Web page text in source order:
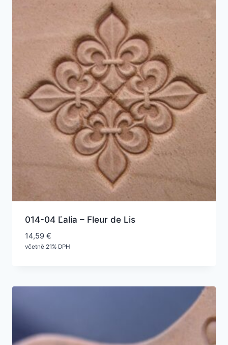
014-04 Ľalia – Fleur de Lis
14,59 €
včetně 21% DPH